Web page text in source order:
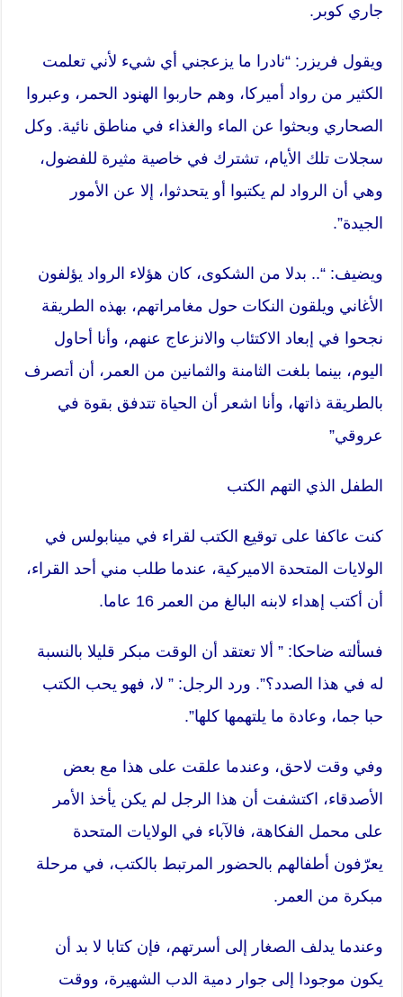
جاري كوبر.
ويقول فريزر: “نادرا ما يزعجني أي شيء لأني تعلمت
الكثير من رواد أميركا، وهم حاربوا الهنود الحمر، وعبروا
الصحاري وبحثوا عن الماء والغذاء في مناطق نائية. وكل
سجلات تلك الأيام، تشترك في خاصية مثيرة للفضول،
وهي أن الرواد لم يكتبوا أو يتحدثوا، إلا عن الأمور
الجيدة”.
ويضيف: “.. بدلا من الشكوى، كان هؤلاء الرواد يؤلفون
الأغاني ويلقون النكات حول مغامراتهم، بهذه الطريقة
نجحوا في إبعاد الاكتئاب والانزعاج عنهم، وأنا أحاول
اليوم، بينما بلغت الثامنة والثمانين من العمر، أن أتصرف
بالطريقة ذاتها، وأنا اشعر أن الحياة تتدفق بقوة في
عروقي”
الطفل الذي التهم الكتب
كنت عاكفا على توقيع الكتب لقراء في مينابولس في
الولايات المتحدة الاميركية، عندما طلب مني أحد القراء،
أن أكتب إهداء لابنه البالغ من العمر 16 عاما.
فسألته ضاحكا: ” ألا تعتقد أن الوقت مبكر قليلا بالنسبة
له في هذا الصدد؟”. ورد الرجل: ” لا، فهو يحب الكتب
حبا جما، وعادة ما يلتهمها كلها”.
وفي وقت لاحق، وعندما علقت على هذا مع بعض
الأصدقاء، اكتشفت أن هذا الرجل لم يكن يأخذ الأمر
على محمل الفكاهة، فالآباء في الولايات المتحدة
يعرّفون أطفالهم بالحضور المرتبط بالكتب، في مرحلة
مبكرة من العمر.
وعندما يدلف الصغار إلى أسرتهم، فإن كتابا لا بد أن
يكون موجودا إلى جوار دمية الدب الشهيرة، ووقت